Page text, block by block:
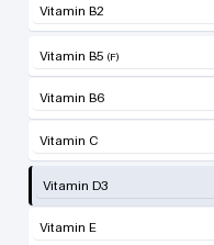
Vitamin B2
Vitamin B5
Vitamin B6
Vitamin C
Vitamin D3
Vitamin E